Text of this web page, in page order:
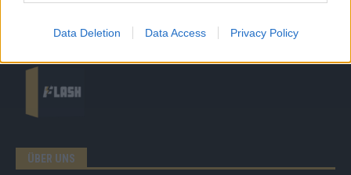
Data Deletion Data Access Privacy Policy
FLASH – DAS VIDEOPORTAL
ÜBER UNS